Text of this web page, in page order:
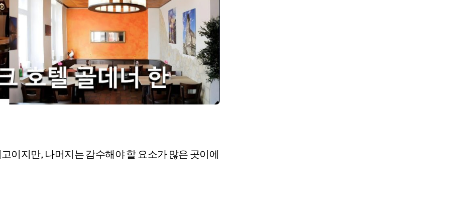
이지만, 나머지는 감수해야 할 요소가 많은 곳이에